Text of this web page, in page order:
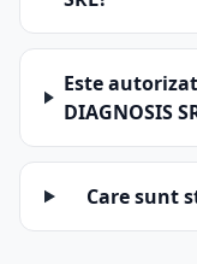
Este
DIAGNOSIS
Care sunt